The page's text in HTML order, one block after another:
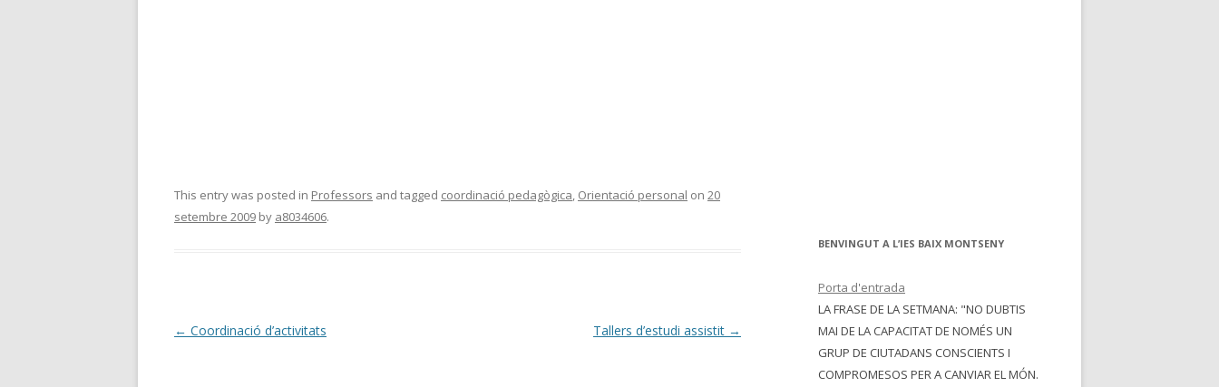
This entry was posted in Professors and tagged coordinació pedagògica, Orientació personal on 20
setembre 2009 by a8034606.
Post
← Coordinació d’activitats Tallers d’estudi assistit →
BENVINGUT A L’IES BAIX MONTSENY
Porta d'entrada
LA FRASE DE LA SETMANA: "NO DUBTIS
MAI DE LA CAPACITAT DE NOMÉS UN
GRUP DE CIUTADANS CONSCIENTS I
COMPROMESOS PER A CANVIAR EL MÓN.